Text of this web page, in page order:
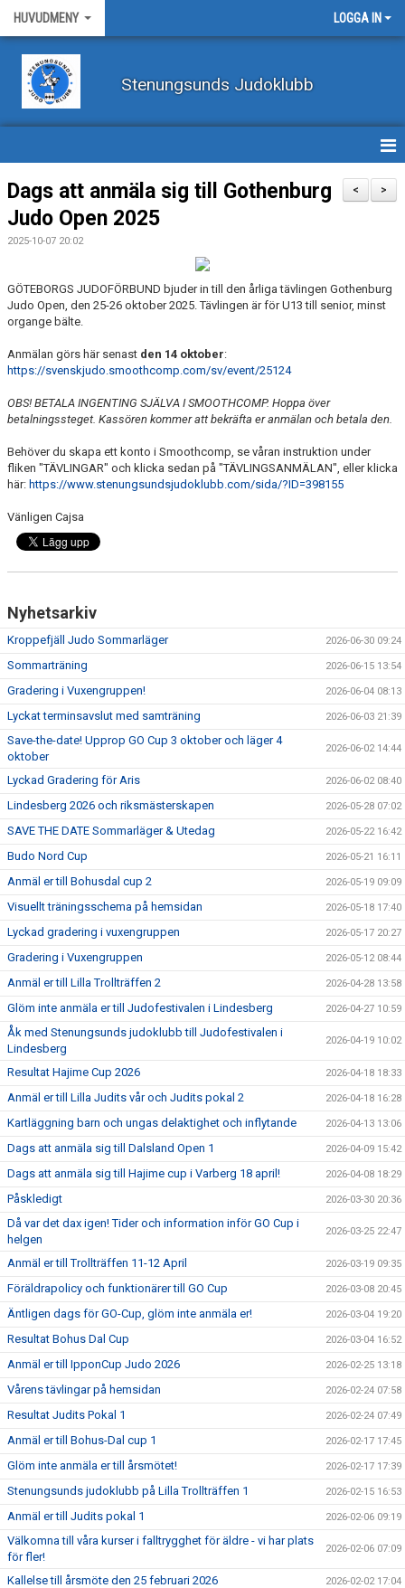
HUVUDMENY LOGGA IN
Stenungsunds Judoklubb
HEM
FÖRBUNDSNYHETER
BÖRJA TRÄNA JUDO
VECKOSCHEMA
>
<
Dags att anmäla sig till Gothenburg
Judo Open 2025
2025-10-07 20:02
GÖTEBORGS JUDOFÖRBUND bjuder in till den årliga tävlingen Gothenburg
Judo Open, den 25-26 oktober 2025. Tävlingen är för U13 till senior, minst
organge bälte.
Anmälan görs här senast den 14 oktober:
https://svenskjudo.smoothcomp.com/sv/event/25124
OBS! BETALA INGENTING SJÄLVA I SMOOTHCOMP. Hoppa över
betalningssteget. Kassören kommer att bekräfta er anmälan och betala den.
Behöver du skapa ett konto i Smoothcomp, se våran instruktion under
fliken "TÄVLINGAR" och klicka sedan på "TÄVLINGSANMÄLAN", eller klicka
här: https://www.stenungsundsjudoklubb.com/sida/?ID=398155
Vänligen Cajsa
Nyhetsarkiv
Kroppefjäll Judo Sommarläger 2026-06-30 09:24
Sommarträning 2026-06-15 13:54
Gradering i Vuxengruppen! 2026-06-04 08:13
Lyckat terminsavslut med samträning 2026-06-03 21:39
Save-the-date! Upprop GO Cup 3 oktober och läger 4
oktober
2026-06-02 14:44
Lyckad Gradering för Aris 2026-06-02 08:40
Lindesberg 2026 och riksmästerskapen 2026-05-28 07:02
SAVE THE DATE Sommarläger & Utedag 2026-05-22 16:42
Budo Nord Cup 2026-05-21 16:11
Anmäl er till Bohusdal cup 2 2026-05-19 09:09
Visuellt träningsschema på hemsidan 2026-05-18 17:40
Lyckad gradering i vuxengruppen 2026-05-17 20:27
Gradering i Vuxengruppen 2026-05-12 08:44
Anmäl er till Lilla Trollträffen 2 2026-04-28 13:58
Glöm inte anmäla er till Judofestivalen i Lindesberg 2026-04-27 10:59
Åk med Stenungsunds judoklubb till Judofestivalen i
Lindesberg
2026-04-19 10:02
Resultat Hajime Cup 2026 2026-04-18 18:33
Anmäl er till Lilla Judits vår och Judits pokal 2 2026-04-18 16:28
Kartläggning barn och ungas delaktighet och inflytande 2026-04-13 13:06
Dags att anmäla sig till Dalsland Open 1 2026-04-09 15:42
Dags att anmäla sig till Hajime cup i Varberg 18 april! 2026-04-08 18:29
Påskledigt 2026-03-30 20:36
Då var det dax igen! Tider och information inför GO Cup i
helgen
2026-03-25 22:47
Anmäl er till Trollträffen 11-12 April 2026-03-19 09:35
Föräldrapolicy och funktionärer till GO Cup 2026-03-08 20:45
Äntligen dags för GO-Cup, glöm inte anmäla er! 2026-03-04 19:20
Resultat Bohus Dal Cup 2026-03-04 16:52
Anmäl er till IpponCup Judo 2026 2026-02-25 13:18
Vårens tävlingar på hemsidan 2026-02-24 07:58
Resultat Judits Pokal 1 2026-02-24 07:49
Anmäl er till Bohus-Dal cup 1 2026-02-17 17:45
Glöm inte anmäla er till årsmötet! 2026-02-17 17:39
Stenungsunds judoklubb på Lilla Trollträffen 1 2026-02-15 16:53
Anmäl er till Judits pokal 1 2026-02-06 09:19
Välkomna till våra kurser i falltrygghet för äldre - vi har plats
för fler!
2026-02-06 07:09
Kallelse till årsmöte den 25 februari 2026 2026-02-02 17:04